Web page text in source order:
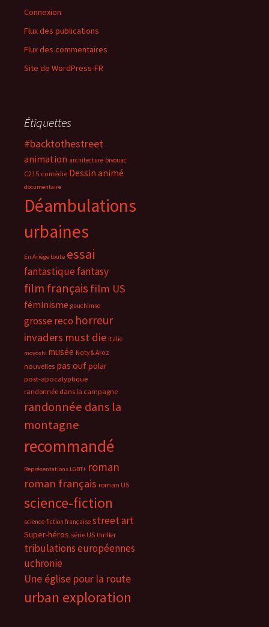
Connexion
Flux des publications
Flux des commentaires
Site de WordPress-FR
Étiquettes
#backtothestreet
animation architecture bivouac
C215 comédie Dessin animé
documentaire
Déambulations
urbaines
En Ariège toute essai
fantastiquefantasy
film français film US
féminisme gauchimse
grosse reco horreur
invaders must die Italie
moyoshi musée Noty & Aroz
nouvelles pas oufpolar
post-apocalyptique
randonnée dans la campagne
randonnée dans la
montagne
recommandé
Représentations LGBT+ roman
roman français roman US
science-fiction
science-fiction française street art
Super-héros série US thriller
tribulations européennes
uchronie
Une église pour la route
urban exploration